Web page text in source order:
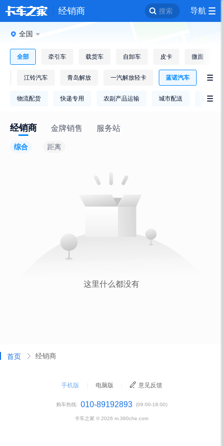
经销商 搜索 导航
全国
全部 牵引车 载货车 自卸车 皮卡 微面
江铃汽车 青岛解放 一汽解放轻卡 蓝诺汽车 
物流配货 快递专用 农副产品运输 城市配送 冷链运

经销商 金牌销售 服务站
综合 距离
首页 经销商
手机版 电脑版 意见反馈
购车热线: 010-89192893 (09:00-18:00)
卡车之家 © 2026 m.360che.com